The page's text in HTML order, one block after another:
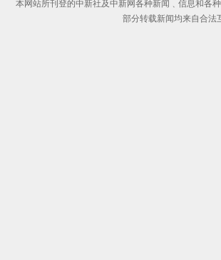
本网站所刊登的中新社及中新网各种新闻﹑信息和各
部分转载新闻均来自合法